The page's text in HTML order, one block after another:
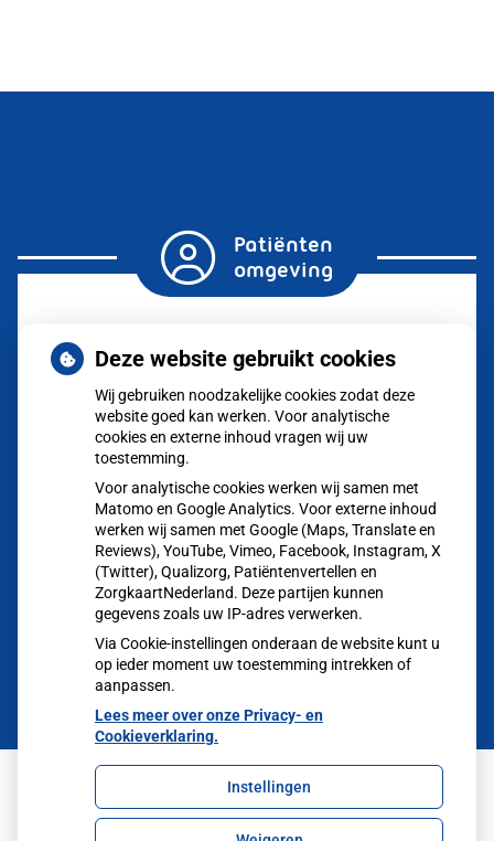
Patiënten
omgeving
Herhaalrecepten
aanvragen
Vragen
stellen
Afspraken
maken
Dossier
bekijken
Uw Zorg Online
Deze website gebruikt cookies
Wij gebruiken noodzakelijke cookies zodat deze
website goed kan werken. Voor analytische
cookies en externe inhoud vragen wij uw
toestemming.
Voor analytische cookies werken wij samen met
Matomo en Google Analytics. Voor externe inhoud
werken wij samen met Google (Maps, Translate en
Reviews), YouTube, Vimeo, Facebook, Instagram, X
(Twitter), Qualizorg, Patiëntenvertellen en
ZorgkaartNederland. Deze partijen kunnen
gegevens zoals uw IP-adres verwerken.
Via Cookie-instellingen onderaan de website kunt u
op ieder moment uw toestemming intrekken of
aanpassen.
Lees meer over onze Privacy- en
Cookieverklaring.
Instellingen